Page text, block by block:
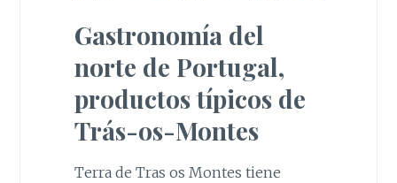
Gastronomía del
norte de Portugal,
productos típicos de
Trás-os-Montes
Terra de Tras os Montes tiene